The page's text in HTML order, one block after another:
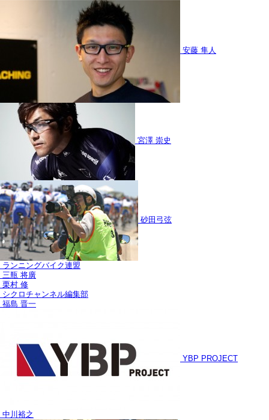
安藤 隼人
宮澤 崇史
砂田弓弦
ランニングバイク連盟
三瓶 将廣
栗村 修
シクロチャンネル編集部
福島 晋一
YBP PROJECT
中川裕之